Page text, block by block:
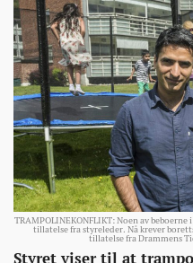
TRAMPOLINEKONFLIKT: Noen av
tillatelse fra styreleder. Nå krever
tillatelse fra Drammens
Eiendom
http://bonansa.no/
Styret viser til at